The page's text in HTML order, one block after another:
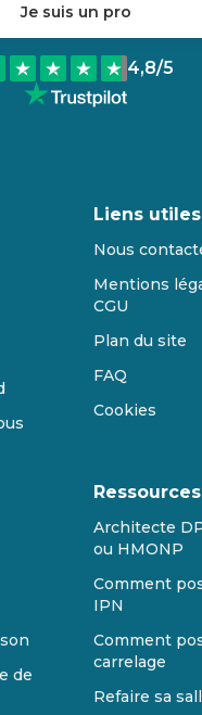
Je suis un pro
4,8/5
Liens utiles
Nous
Mentions
CGU
Plan du site
FAQ
Cookies
de
Ressources
Architecte
ou HMONP
Comment
IPN
Comment
carrelage
Refaire sa